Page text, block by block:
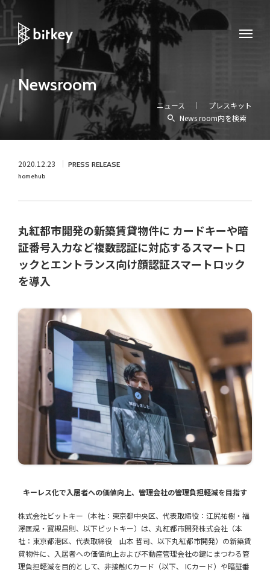
Newsroom
ニュース
プレスキット
News room内を検索
2020.12.23 PRESS RELEASE
homehub
丸紅都市開発の新築賃貸物件に カードキーや暗
証番号入力など複数認証に対応するスマートロ
ックとエントランス向け顔認証スマートロック
を導入
キーレス化で入居者への価値向上、管理会社の管理負担軽減を目指す
株式会社ビットキー（本社：東京都中央区、代表取締役：江尻祐樹・福
澤匡規・寳槻昌則、以下ビットキー）は、丸紅都市開発株式会社（本
社：東京都港区、代表取締役 山本 哲司、以下丸紅都市開発）の新築賃
貸物件に、入居者への価値向上および不動産管理会社の鍵にまつわる管
理負担軽減を目的として、非接触ICカード（以下、 ICカード）や暗証番